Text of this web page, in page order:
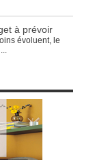
à prévoir
évoluent, le